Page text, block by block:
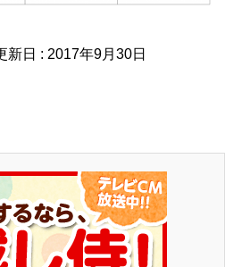
新日 : 2017年9月30日